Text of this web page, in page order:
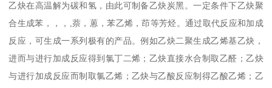
乙炔在高温解为碳和氢，由此可制备乙炔炭黑。一定条件下乙炔聚
合生成苯，，，,萘，蒽，苯乙烯，茚等芳烃。通过取代反应和加成
反应，可生成一系列极有的产品。例如乙炔二聚生成乙烯基乙炔，
进而与进行加成反应得到氯丁二烯；乙炔直接水合制取乙醛；乙炔
与进行加成反应而制取氯乙烯；乙炔与乙酸反应制得乙酸乙烯；乙